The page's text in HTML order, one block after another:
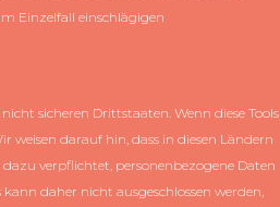
Einzelfall einschlägigen
sicheren Drittstaaten. Wenn diese Tools
weisen darauf hin, dass in diesen Ländern
verpflichtet, personenbezogene Daten
daher nicht ausgeschlossen werden,